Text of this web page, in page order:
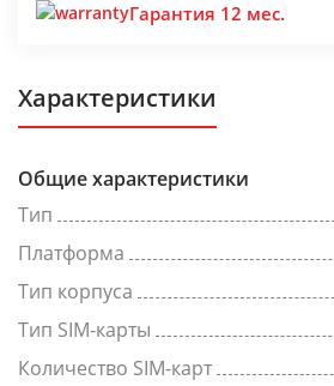
Гарантия 12 мес.
Характеристики
Общие характеристики
Тип
Платформа
Тип корпуса
Тип SIM-карты
Количество SIM-карт